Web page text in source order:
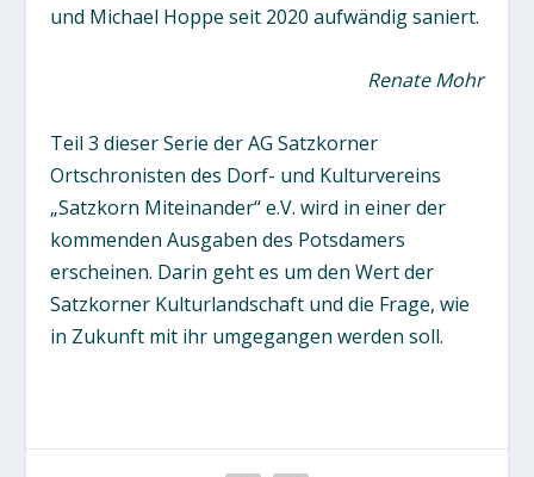
und Michael Hoppe seit 2020 aufwändig saniert.
Renate Mohr
Teil 3 dieser Serie der AG Satzkorner
Ortschronisten des Dorf- und Kulturvereins
„Satzkorn Miteinander“ e.V. wird in einer der
kommenden Ausgaben des Potsdamers
erscheinen. Darin geht es um den Wert der
Satzkorner Kulturlandschaft und die Frage, wie
in Zukunft mit ihr umgegangen werden soll.